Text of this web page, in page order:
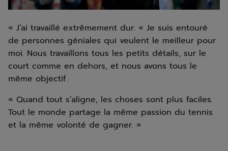
« J’ai travaillé extrêmement dur. « Je suis entouré
de personnes géniales qui veulent le meilleur pour
moi. Nous travaillons tous les petits détails, sur le
court comme en dehors, et nous avons tous le
même objectif.
« Quand tout s’aligne, les choses sont plus faciles.
Tout le monde partage la même passion du tennis
et la même volonté de gagner. »